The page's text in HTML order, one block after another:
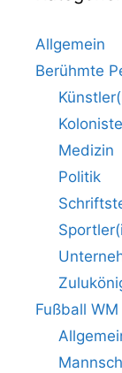
Allgemein
Berühmte
Medizin
Politik
Fußball